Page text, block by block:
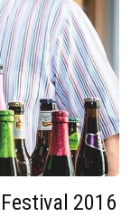
2016